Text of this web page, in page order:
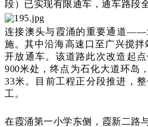
段）已实现有限通车，通车路段
连接澳头与霞涌的重要通道——
施。其中沿海高速口至广兴搅
开放通车。该道路此次改造起
900米处，终点为石化大道环岛
33米。目前工程正分段推进，
工。
在霞涌第一小学东侧，霞新二路